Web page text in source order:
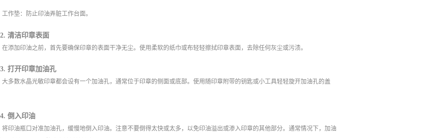
工作垫：防止印油弄脏工作台面。
2. 清洁印章表面
在添加印油之前，首先要确保印章的表面干净无尘。使用柔软的纸巾或布轻轻擦拭印章表面，去除任何灰尘或污渍。
3. 打开印章加油孔
大多数水晶光敏印章都会设有一个加油孔，通常位于印章的侧面或底部。使用随印章附带的钥匙或小工具轻轻旋开加油孔的盖
4. 倒入印油
将印油瓶口对准加油孔，缓慢地倒入印油。注意不要倒得太快或太多，以免印油溢出或渗入印章的其他部分。通常情况下，加油